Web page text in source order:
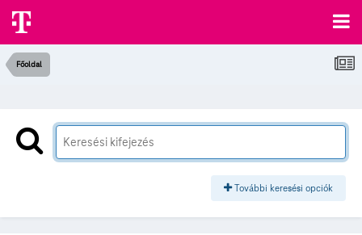
Főoldal
További keresési opciók